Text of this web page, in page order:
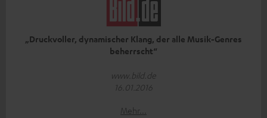
„Druckvoller, dynamischer Klang, der alle Musik-Genres
beherrscht“
www.bild.de
16.01.2016
Mehr...